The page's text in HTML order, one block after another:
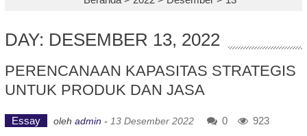
DAY: DESEMBER 13, 2022
PERENCANAAN KAPASITAS STRATEGIS
UNTUK PRODUK DAN JASA
Essay oleh admin - 13 Desember 2022 0 923